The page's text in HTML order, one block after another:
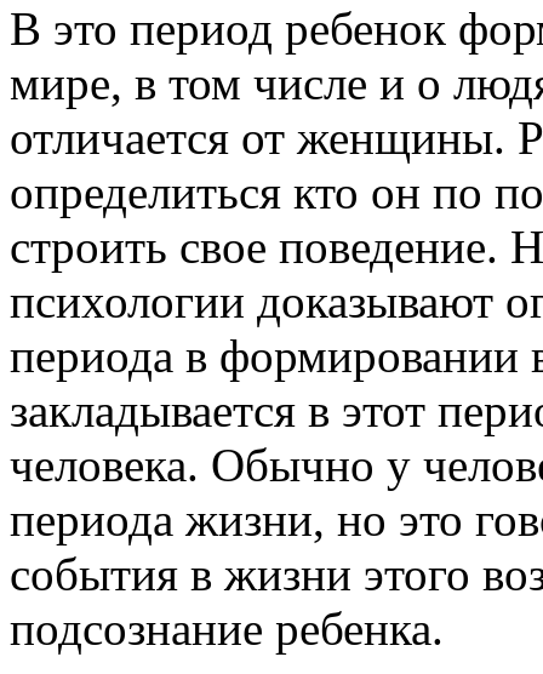
В это период ребенок
мире, в том числе и о
отличается от женщины.
определиться кто он по
строить свое поведение.
психологии доказывают
периода в формировании
закладывается в этот
человека. Обычно у
периода жизни, но это
события в жизни этого
подсознание ребенка.